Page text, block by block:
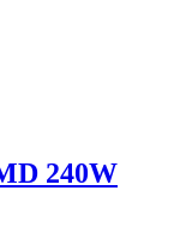
240W